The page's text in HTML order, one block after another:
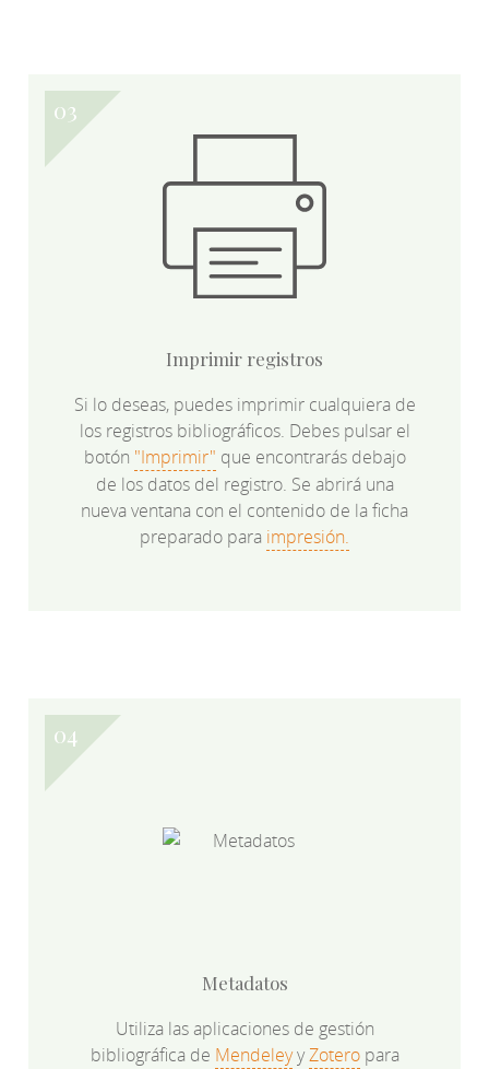
Imprimir registros
Si lo deseas, puedes imprimir cualquiera de
los registros bibliográficos. Debes pulsar el
botón "Imprimir" que encontrarás debajo
de los datos del registro. Se abrirá una
nueva ventana con el contenido de la ficha
preparado para impresión.
Metadatos
Utiliza las aplicaciones de gestión
bibliográfica de MendeleyyZoteropara